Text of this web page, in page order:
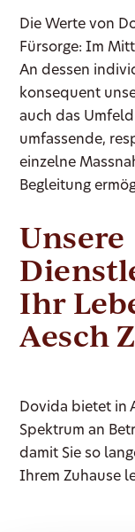
Die Werte von
Fürsorge: Im
An dessen
konsequent
auch das
umfassende,
einzelne
Begleitung
Unsere
Ihr
Aesch
Dovida bietet in
Spektrum an
damit Sie so
Ihrem Zuhause